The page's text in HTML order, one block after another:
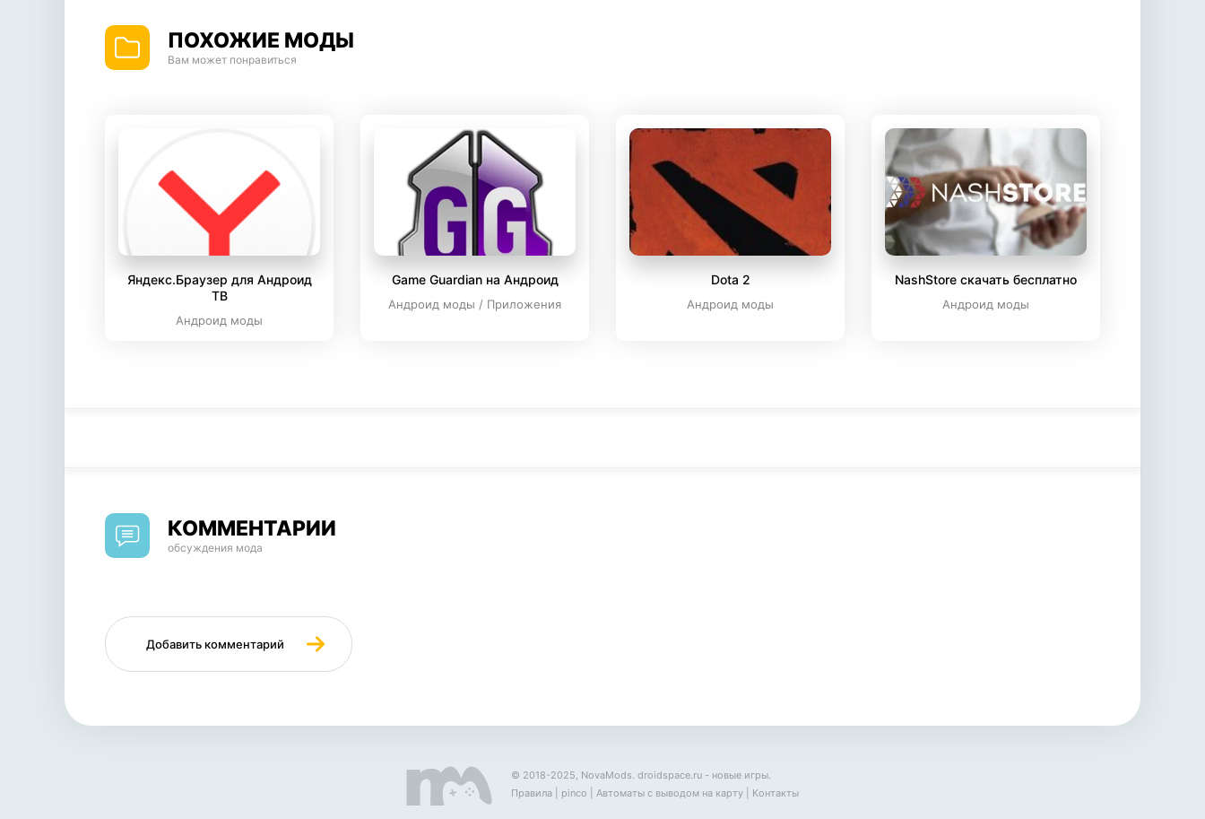
ПОХОЖИЕ МОДЫ
Вам может понравиться
Яндекс.Браузер для Андроид
ТВ
Андроид моды
Game Guardian на Андроид
Андроид моды / Приложения
Dota 2
Андроид моды
NashStore скачать бесплатно
Андроид моды
КОММЕНТАРИИ
обсуждения мода
Добавить комментарий
© 2018-2025, NovaMods. droidspace.ru - новые игры.
Правила
pinco Автоматы с выводом на карту Контакты